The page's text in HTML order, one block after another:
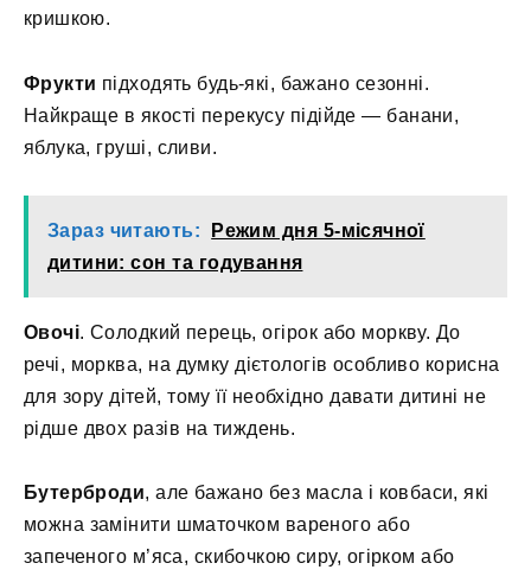
кришкою.
Фрукти підходять будь-які, бажано сезонні.
Найкраще в якості перекусу підійде — банани,
яблука, груші, сливи.
Зараз читають:
Режим дня 5-місячної
дитини: сон та годування
Овочі. Солодкий перець, огірок або моркву. До
речі, морква, на думку дієтологів особливо корисна
для зору дітей, тому її необхідно давати дитині не
рідше двох разів на тиждень.
Бутерброди, але бажано без масла і ковбаси, які
можна замінити шматочком вареного або
запеченого м’яса, скибочкою сиру, огірком або